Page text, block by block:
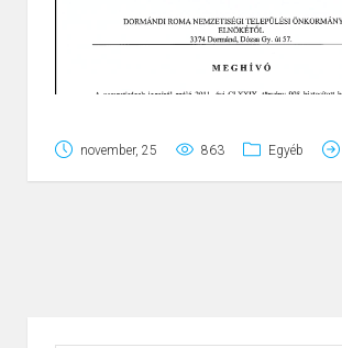
november, 25 863 Egyéb